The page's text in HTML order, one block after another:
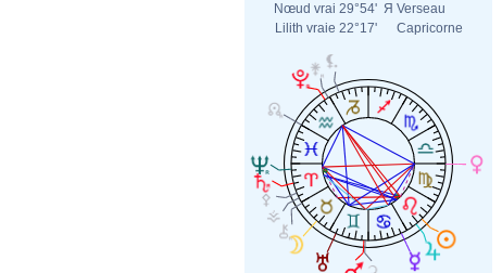
Nœud vrai 29°54' Я Verseau
Lilith vraie 22°17' Capricorne